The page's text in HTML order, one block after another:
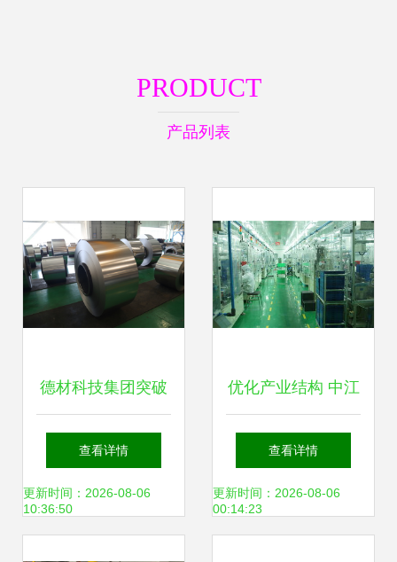
PRODUCT
产品列表
德材科技集团突破
冷轧极薄碳钢技
术，助推新兴能源
查看详情
更新时间：2026-08-06
10:36:50
优化产业结构 中江
培育高新技术与新
兴能源技术研发的
查看详情
更新时间：2026-08-06
00:14:23